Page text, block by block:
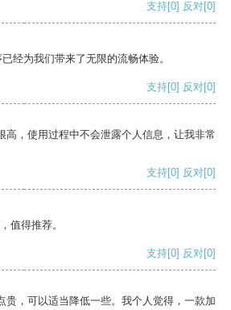
支持[0] 反对[0]
经为我们带来了无限的流畅体验。
支持[0] 反对[0]
高，使用过程中不会泄露个人信息，让我非常
支持[0] 反对[0]
值得推荐。
支持[0] 反对[0]
贵，可以适当降低一些。我个人觉得，一款加